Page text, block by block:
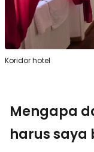
Koridor hotel
Mengapa
harus saya